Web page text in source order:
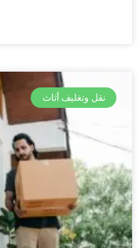
نقل وتغليف أثاث